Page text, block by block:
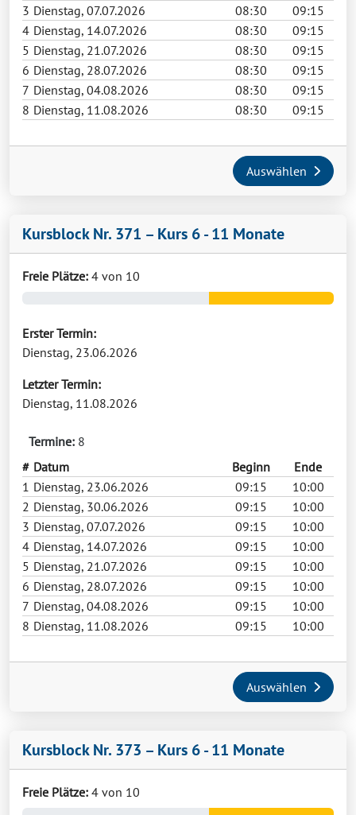
3 Dienstag, 07.07.2026 08:30
09:15
4 Dienstag, 14.07.2026 08:30
09:15
5 Dienstag, 21.07.2026 08:30
09:15
6 Dienstag, 28.07.2026 08:30
09:15
7 Dienstag, 04.08.2026 08:30
09:15
8 Dienstag, 11.08.2026 08:30 09:15
Auswählen
Kursblock Nr. 371 – Kurs 6 - 11 Monate
Freie Plätze: 4 von 10
Erster Termin:
Dienstag, 23.06.2026
Letzter Termin:
Dienstag, 11.08.2026
Termine: 8
# Datum Beginn
Ende
1 Dienstag, 23.06.2026 09:15
10:00
2 Dienstag, 30.06.2026 09:15
10:00
3 Dienstag, 07.07.2026 09:15
10:00
4 Dienstag, 14.07.2026 09:15
10:00
5 Dienstag, 21.07.2026 09:15
10:00
6 Dienstag, 28.07.2026 09:15
10:00
7 Dienstag, 04.08.2026 09:15
10:00
8 Dienstag, 11.08.2026 09:15 10:00
Auswählen
Kursblock Nr. 373 – Kurs 6 - 11 Monate
Freie Plätze: 4 von 10